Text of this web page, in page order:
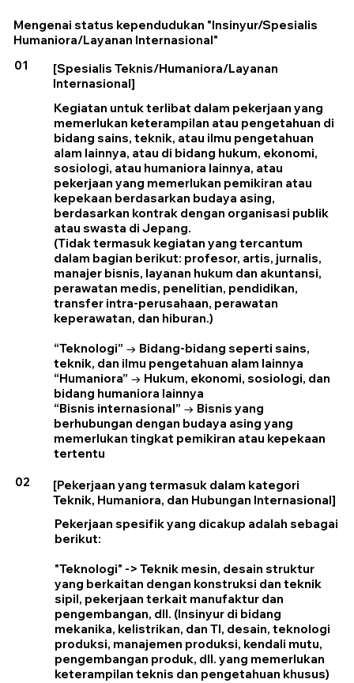
Mengenai status kependudukan "Insinyur/Spesialis
Humaniora/Layanan Internasional"
01
[Spesialis Teknis/Humaniora/Layanan
Internasional]
Kegiatan untuk terlibat dalam pekerjaan yang
memerlukan keterampilan atau pengetahuan di
bidang sains, teknik, atau ilmu pengetahuan
alam lainnya, atau di bidang hukum, ekonomi,
sosiologi, atau humaniora lainnya, atau
pekerjaan yang memerlukan pemikiran atau
kepekaan berdasarkan budaya asing,
berdasarkan kontrak dengan organisasi publik
atau swasta di Jepang.
(Tidak termasuk kegiatan yang tercantum
dalam bagian berikut: profesor, artis, jurnalis,
manajer bisnis, layanan hukum dan akuntansi,
perawatan medis, penelitian, pendidikan,
transfer intra-perusahaan, perawatan
keperawatan, dan hiburan.)
“Teknologi” → Bidang-bidang seperti sains,
teknik, dan ilmu pengetahuan alam lainnya
“Humaniora” → Hukum, ekonomi, sosiologi, dan
bidang humaniora lainnya
“Bisnis internasional” → Bisnis yang
berhubungan dengan budaya asing yang
memerlukan tingkat pemikiran atau kepekaan
tertentu
02
[Pekerjaan yang termasuk dalam kategori
Teknik, Humaniora, dan Hubungan Internasional]
Pekerjaan spesifik yang dicakup adalah sebagai
berikut:
"Teknologi" -> Teknik mesin, desain struktur
yang berkaitan dengan konstruksi dan teknik
sipil, pekerjaan terkait manufaktur dan
pengembangan, dll. (Insinyur di bidang
mekanika, kelistrikan, dan TI, desain, teknologi
produksi, manajemen produksi, kendali mutu,
pengembangan produk, dll. yang memerlukan
keterampilan teknis dan pengetahuan khusus)